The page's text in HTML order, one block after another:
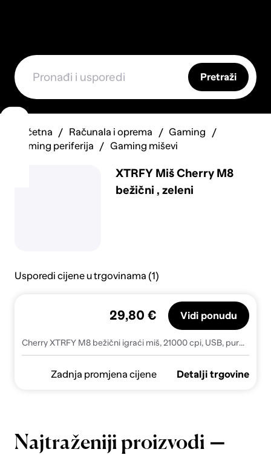
Pretraži
Početna Računala i oprema
Gaming
Gaming periferija
Gaming miševi
XTRFY Miš Cherry M8
bežični , zeleni
Usporedi cijene u trgovinama (1)
Cherry XTRFY M8 bežični igraći miš, 21000 cpi, USB, purple mint
29,80 € Vidi ponudu
Zadnja promjena cijene Detalji trgovine
Najtraženiji proizvodi —